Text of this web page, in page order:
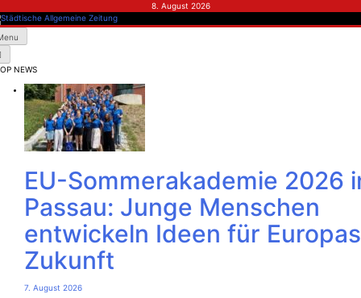
to
content
8. August 2026
Allgemeine Zeitung
NEWS
EU-Sommerakademie 2026
Passau: Junge Menschen
entwickeln Ideen für Europas
Zukunft
7. August 2026